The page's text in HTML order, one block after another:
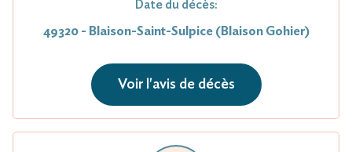
Date du décès:
49320 - Blaison-Saint-Sulpice (Blaison Gohier)
Voir l'avis de décès